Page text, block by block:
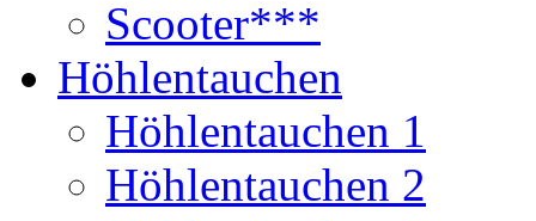
Scooter***
Höhlentauchen
Höhlentauchen 1
Höhlentauchen 2